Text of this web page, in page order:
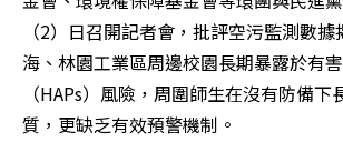
（2）日召開記者會，批評空污監測數
海、林園工業區周邊校園長期暴露於有
（HAPs）風險，周圍師生在沒有防備
質，更缺乏有效預警機制。